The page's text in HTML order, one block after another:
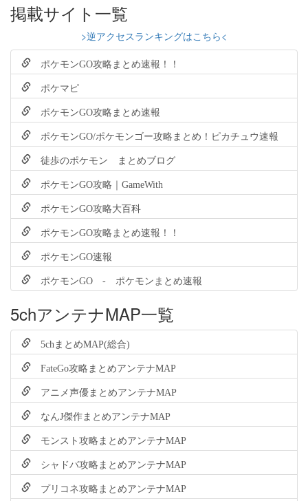
掲載サイト一覧
>逆アクセスランキングはこちら<
ポケモンGO攻略まとめ速報！！
ポケマピ
ポケモンGO攻略まとめ速報
ポケモンGO/ポケモンゴー攻略まとめ！ピカチュウ速報
徒歩のポケモン まとめブログ
ポケモンGO攻略｜GameWith
ポケモンGO攻略大百科
ポケモンGO攻略まとめ速報！！
ポケモンGO速報
ポケモンGO - ポケモンまとめ速報
5chアンテナMAP一覧
5chまとめMAP(総合)
FateGo攻略まとめアンテナMAP
アニメ声優まとめアンテナMAP
なんJ傑作まとめアンテナMAP
モンスト攻略まとめアンテナMAP
シャドバ攻略まとめアンテナMAP
プリコネ攻略まとめアンテナMAP